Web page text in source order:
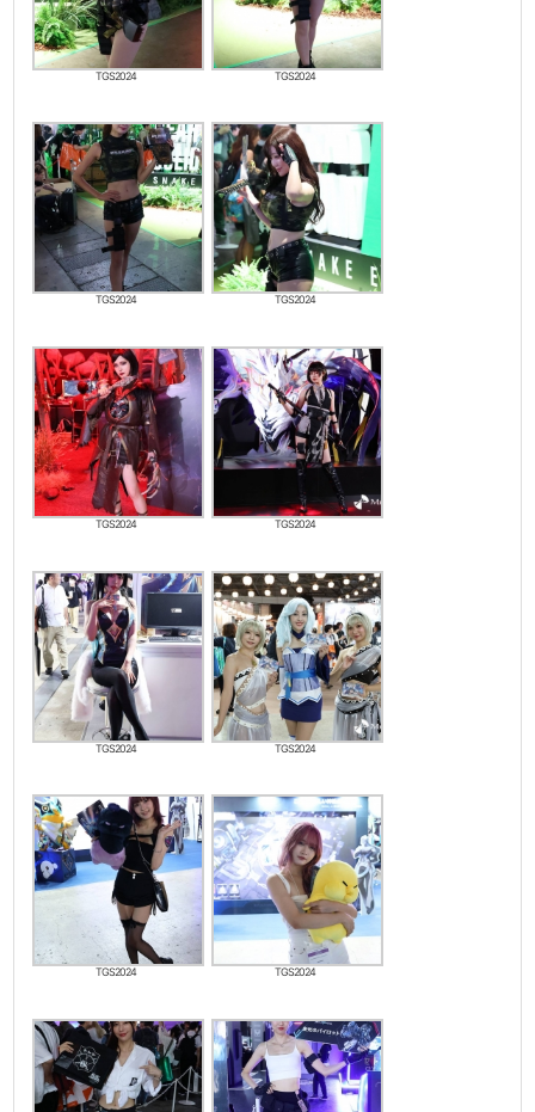
TGS2024 TGS2024
TGS2024 TGS2024
TGS2024 TGS2024
TGS2024 TGS2024
TGS2024 TGS2024